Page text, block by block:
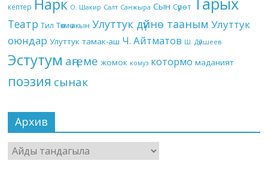
кептер Нарк О. Шакир Салт Санжыра Сын Сүрөт
Театр Тил Төкмө акын Улуттук дүйнө тааным Улуттук
оюндар Улуттук тамак-аш Ч. Айтматов Ш. Дүйшеев
Эстутум аңгеме жомок комуз котормо маданият
поэзия сынак
Архив
Архив